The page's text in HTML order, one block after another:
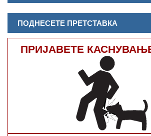
ПОДНЕСЕТЕ ПРЕТСТАВКА
ПРИЈАВЕТЕ